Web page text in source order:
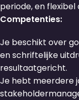
periode, en
Competenties:
Je beschikt over
en schriftelijke
resultaatgericht.
Je hebt meerdere